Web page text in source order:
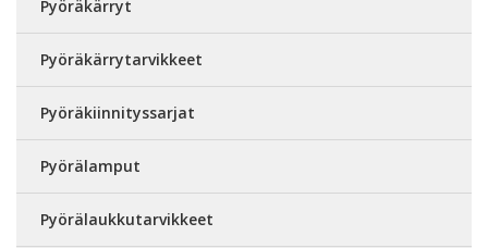
Pyöräkärryt
Pyöräkärrytarvikkeet
Pyöräkiinnityssarjat
Pyörälamput
Pyörälaukkutarvikkeet